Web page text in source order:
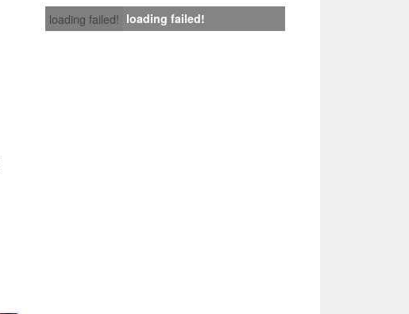
loading failed! loading failed!